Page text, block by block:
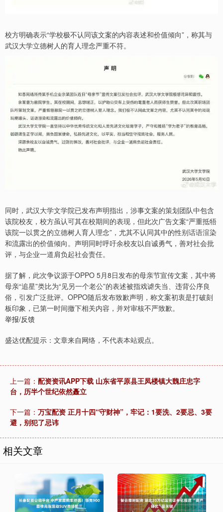
校方明确表示“学校极不认同该文案的内容表述和价值倾向”，称其与
武汉大学立德树人的育人理念严重不符。
同时，武汉大学文学院已发布声明指出，涉事文案的策划团队中包含
该院校友，校方虽认可其在校期间的表现，但此次广告文案“严重抵牾
该院一以贯之的立德树人育人理念”，尤其不认同其中的性别话语渲染
和流露出的价值倾向。声明同时呼吁余校友以自诚勇气，善对社会批
评，与企业一道肩负起社会责任。
据了解，此次争议源于OPPO 5月8日发布的母亲节宣传文案，其中将
母亲“追星”类比为“见另一个老公”的表述被指戏谑失当、违背公序良
俗，引发广泛批评。OPPO随后发布致歉声明，称文案初衷是打破刻
板印象，已第一时间撤下相关内容，并对审核不严致歉。
举报/反馈
盛达优配提示：文章来自网络，不代表本站观点。
上一篇： 配资资讯APP下载 山东省平原县王凤楼镇大魏庄忠字
台，历半个世纪依然矗立
下一篇： 万宝配资 正月十四“守财神”，牢记：1要洗、2要忌、3要
避，别犯了忌讳
相关文章